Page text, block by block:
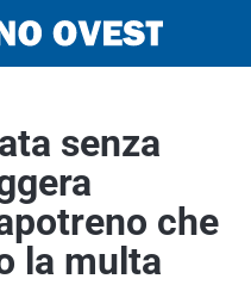
senza
che
la multa